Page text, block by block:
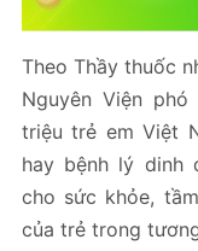
Theo Thầy thuốc
Nguyên Viện
triệu trẻ em Việt
hay bệnh lý dinh
cho sức khỏe,
của trẻ trong